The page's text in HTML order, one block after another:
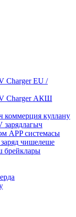
Charger EU /
Charger АКШ
коммерция куллану
APP системасы
чишелеше
брейклары